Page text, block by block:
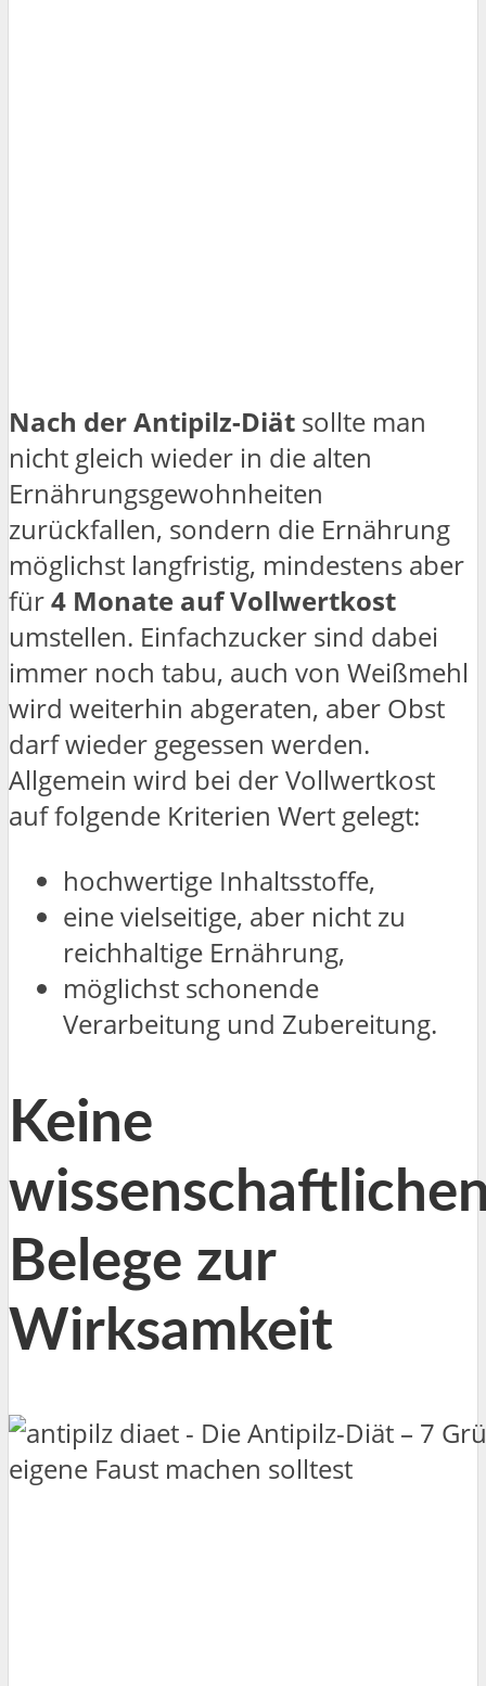
Nach der Antipilz-Diät sollte man
nicht gleich wieder in die alten
Ernährungsgewohnheiten
zurückfallen, sondern die Ernährung
möglichst langfristig, mindestens aber
für4 Monate auf Vollwertkost
umstellen. Einfachzucker sind dabei
immer noch tabu, auch von Weißmehl
wird weiterhin abgeraten, aber Obst
darf wieder gegessen werden.
Allgemein wird bei der Vollwertkost
auf folgende Kriterien Wert gelegt:
hochwertige Inhaltsstoffe,
eine vielseitige, aber nicht zu
reichhaltige Ernährung,
möglichst schonende
Verarbeitung und Zubereitung.
Keine
Belege zur
Wirksamkeit